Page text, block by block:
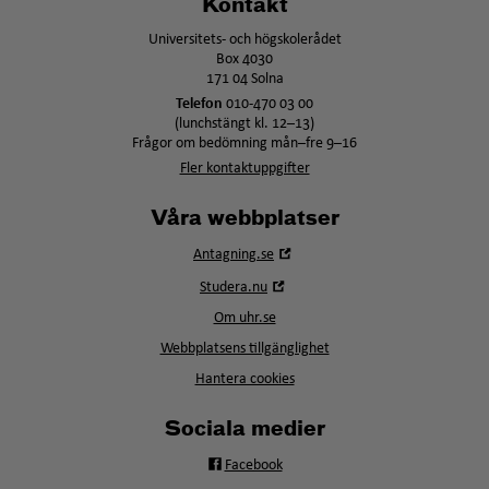
Kontakt
Universitets- och högskolerådet
Box 4030
171 04 Solna
Telefon 010-470 03 00
(lunchstängt kl. 12–13)
Frågor om bedömning mån–fre 9–16
Fler kontaktuppgifter
Våra webbplatser
Antagning.se
Studera.nu
fönster
Om uhr.se
Webbplatsens tillgänglighet
Hantera cookies
Sociala medier
Facebook